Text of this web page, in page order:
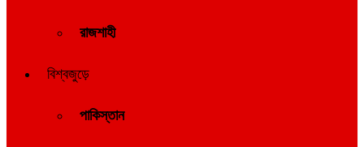
রাজশাহী
বিশ্বজুড়ে
পাকিস্তান